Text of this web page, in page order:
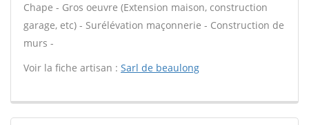
Chape - Gros oeuvre (Extension maison, construction
garage, etc) - Surélévation maçonnerie - Construction de
murs -
Voir la fiche artisan : Sarl de beaulong